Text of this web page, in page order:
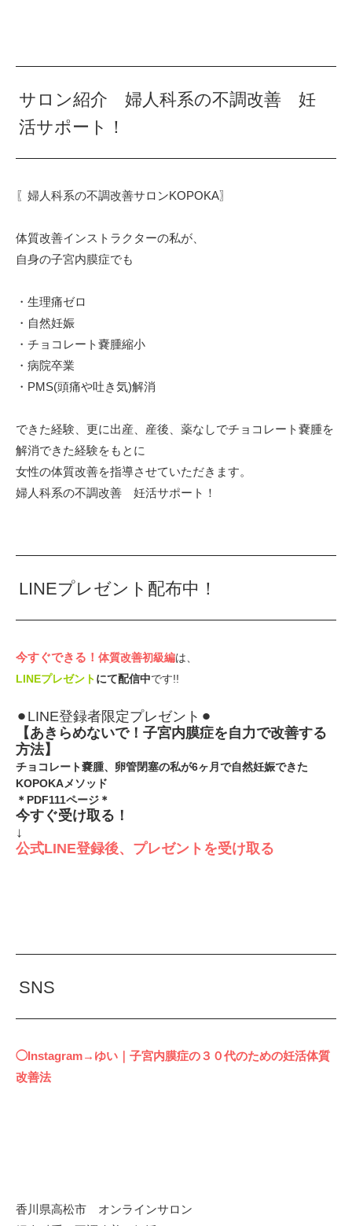
サロン紹介 婦人科系の不調改善 妊
活サポート！
〖婦人科系の不調改善サロンKOPOKA〗⁡
体質改善インストラクターの私が、⁡
自身の子宮内膜症でも⁡
・生理痛ゼロ⁡
・自然妊娠⁡
・チョコレート嚢腫縮小⁡
・病院卒業⁡
・PMS(頭痛や吐き気)解消⁡
できた経験、更に出産、産後、薬なしでチョコレート嚢腫を
解消できた経験をもとに⁡
女性の体質改善を指導させていただきます。⁡
⁡婦人科系の不調改善 妊活サポート！
LINEプレゼント配布中！
今すぐできる！⁡ 体質改善初級編は、
LINEプレゼントにて配信中です!!
⚫︎LINE登録者限定プレゼント⚫︎
【あきらめないで！子宮内膜症を自力で改善する
方法】⁡
チョコレート嚢腫、卵管閉塞の私が6ヶ月で自然妊娠できた
KOPOKAメソッド
＊PDF111ページ＊
今すぐ受け取る！
↓
公式LINE登録後、プレゼントを受け取る
SNS
◯Instagram→ゆい｜子宮内膜症の３０代のための妊活体質
改善法
香川県高松市 オンラインサロン